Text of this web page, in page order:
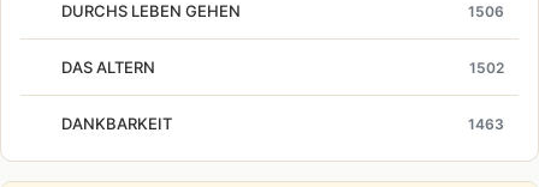
DURCHS LEBEN GEHEN 1506
DAS ALTERN 1502
DANKBARKEIT 1463